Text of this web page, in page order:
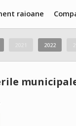
raioane
2022